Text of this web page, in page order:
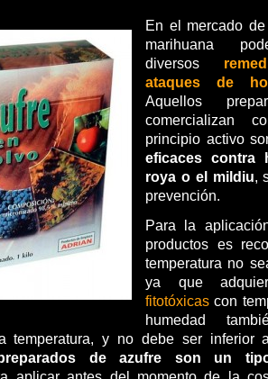
En el mercado
marihuana
diversos
ataques de
Aquellos
comercializan
principio activo
eficaces contra
roya o el mildiu,
prevención.
Para la
productos es
temperatura no
ya que
fitotóxicas con
humedad
temperatura, y no debe ser inferior
de azufre son un